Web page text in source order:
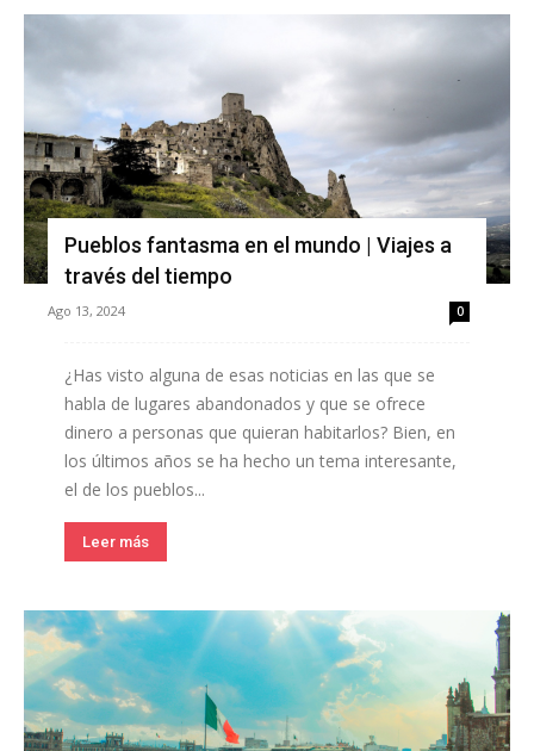
Pueblos fantasma en el mundo | Viajes a
través del tiempo
Ago 13, 2024 0
¿Has visto alguna de esas noticias en las que se
habla de lugares abandonados y que se ofrece
dinero a personas que quieran habitarlos? Bien, en
los últimos años se ha hecho un tema interesante,
el de los pueblos...
Leer más